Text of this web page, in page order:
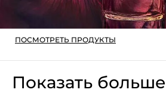
ПОСМОТРЕТЬ ПРОДУКТЫ
Показать больше